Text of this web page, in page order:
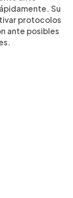
Su
protocolos
ante posibles